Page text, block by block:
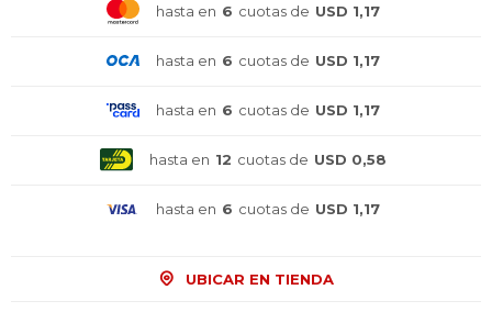
hasta en 6 cuotas de USD 1,17
hasta en 6 cuotas de USD 1,17
hasta en 6 cuotas de USD 1,17
hasta en 12 cuotas de USD 0,58
hasta en 6 cuotas de USD 1,17
UBICAR EN TIENDA
Comprá en 3 cuotas sin recargo o hasta en
Comprá en 3 cuotas sin recargo o hasta en
Comprá en 3 cuotas sin recargo o hasta en